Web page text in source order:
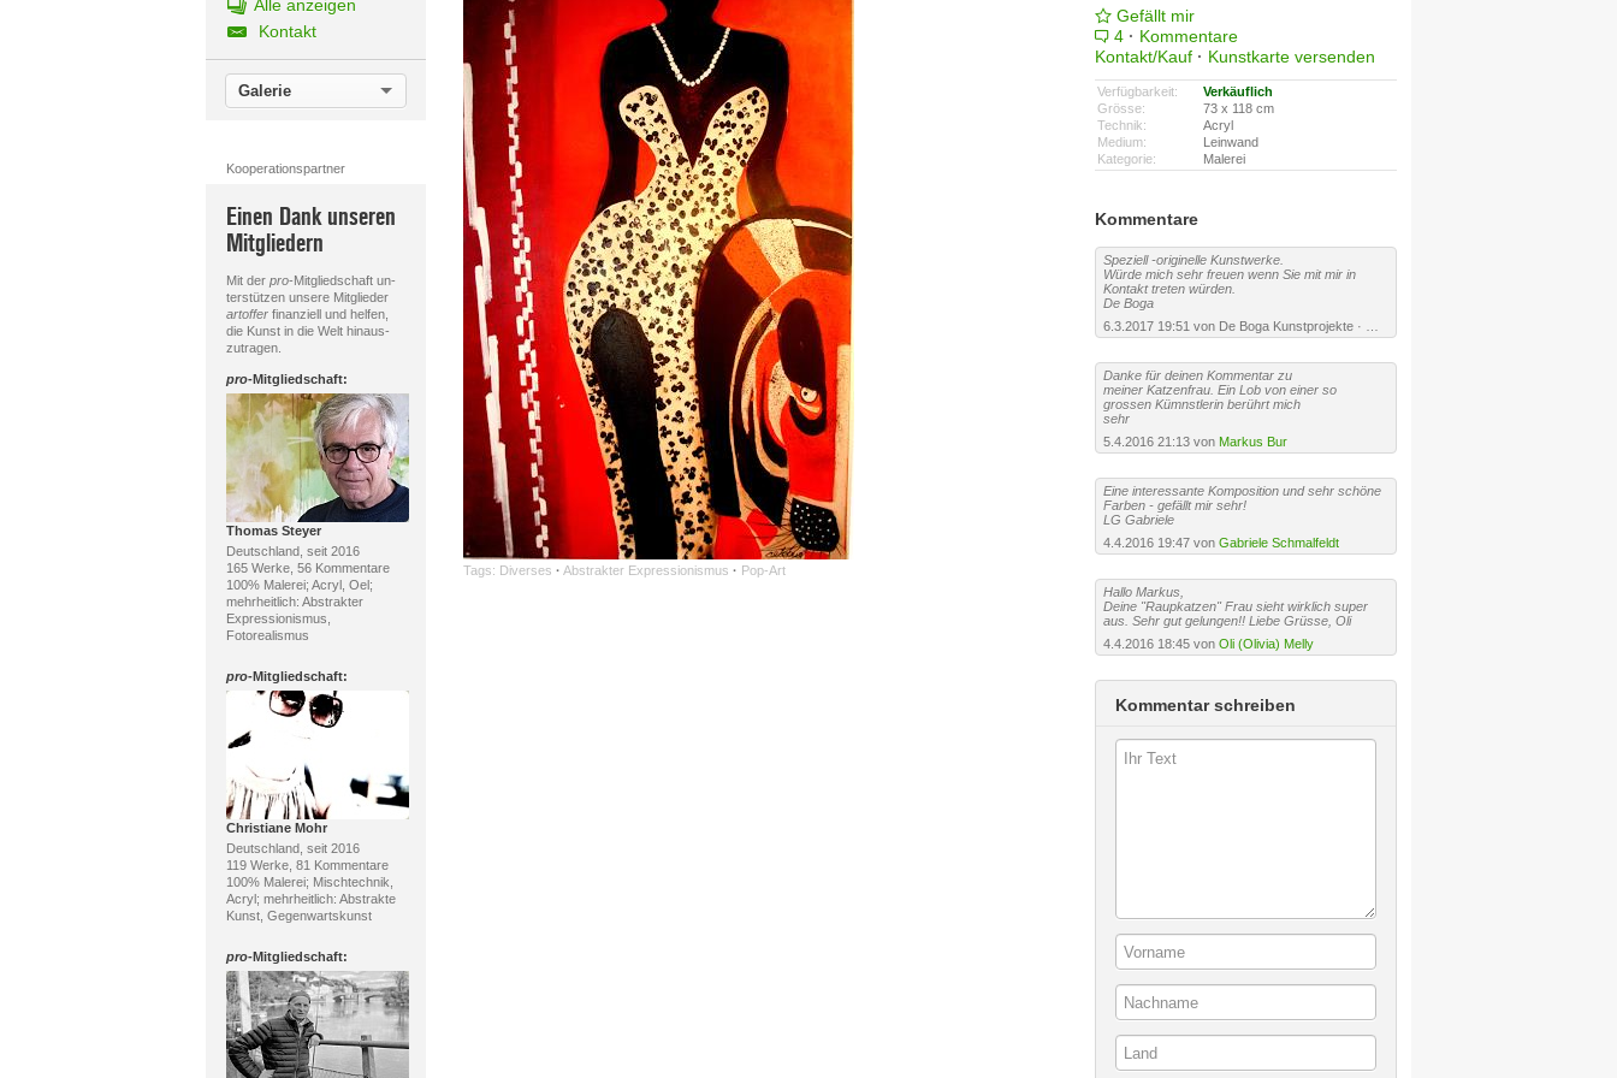
Alle anzeigen
Kontakt
Galerie
Kooperationspartner
Einen Dank unseren
Mitgliedern
Mit der pro-Mitgliedschaft un-
terstützen unsere Mitglieder
artofferfinanziell und helfen,
die Kunst in die Welt hinaus-
zutragen.
pro-Mitgliedschaft:
Thomas Steyer
Deutschland, seit 2016
165 Werke, 56 Kommentare
100% Malerei; Acryl, Oel;
mehrheitlich: Abstrakter
Expressionismus,
Fotorealismus
pro-Mitgliedschaft:
Christiane Mohr
Deutschland, seit 2016
119 Werke, 81 Kommentare
100% Malerei; Mischtechnik,
Acryl; mehrheitlich: Abstrakte
Kunst, Gegenwartskunst
pro-Mitgliedschaft:
Tags: Diverses · Abstrakter Expressionismus · Pop-Art
Gefällt mir
4 · Kommentare
Kontakt/Kauf · Kunstkarte versenden
Verfügbarkeit:
Verkäuflich
Grösse:
73 x 118 cm
Technik:
Acryl
Medium:
Leinwand
Kategorie:
Malerei
Kommentare
Speziell -originelle Kunstwerke.
Würde mich sehr freuen wenn Sie mit mir in
Kontakt treten würden.
De Boga
Danke für deinen Kommentar zu
meiner Katzenfrau. Ein Lob von einer so
grossen Kümnstlerin berührt mich
sehr
5.4.2016 21:13 von Markus Bur
Eine interessante Komposition und sehr schöne
Farben - gefällt mir sehr!
LG Gabriele
4.4.2016 19:47 von Gabriele Schmalfeldt
Hallo Markus,
Deine "Raupkatzen" Frau sieht wirklich super
aus. Sehr gut gelungen!! Liebe Grüsse, Oli
4.4.2016 18:45 von Oli (Olivia) Melly
Kommentar schreiben